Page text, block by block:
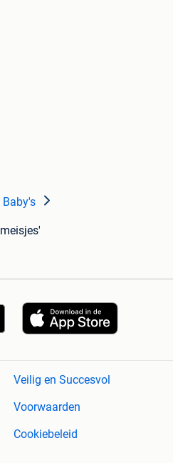
Baby's
Veilig en Succesvol
Voorwaarden
Cookiebeleid